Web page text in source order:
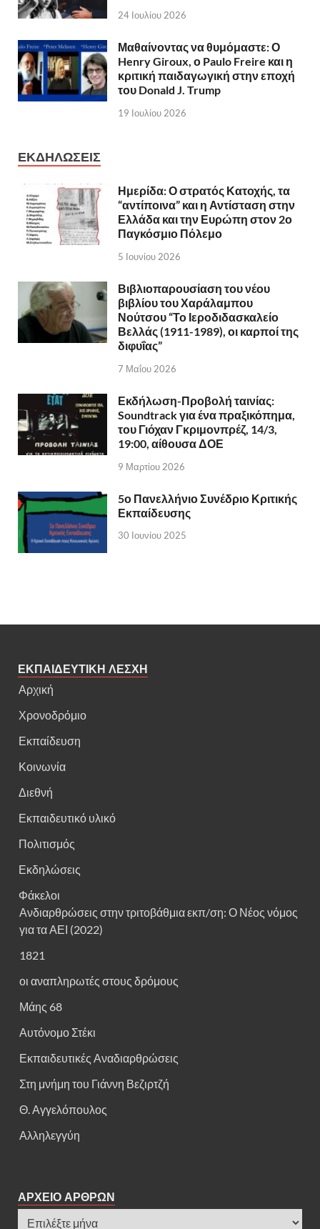
24 Ιουλίου 2026
Μαθαίνοντας να θυμόμαστε: Ο
Henry Giroux, ο Paulo Freire και η
κριτική παιδαγωγική στην εποχή
του Donald J. Trump
19 Ιουλίου 2026
ΕΚΔΗΛΩΣΕΙΣ
Ημερίδα: Ο στρατός Κατοχής, τα
“αντίποινα” και η Αντίσταση στην
Ελλάδα και την Ευρώπη στον 2ο
Παγκόσμιο Πόλεμο
5 Ιουνίου 2026
Βιβλιοπαρουσίαση του νέου
βιβλίου του Χαράλαμπου
Νούτσου “Το Ιεροδιδασκαλείο
Βελλάς (1911-1989), οι καρποί της
διφυΐας”
7 Μαΐου 2026
Εκδήλωση-Προβολή ταινίας:
Soundtrack για ένα πραξικόπημα,
του Γιόχαν Γκριμονπρέζ, 14/3,
19:00, αίθουσα ΔΟΕ
9 Μαρτίου 2026
5ο Πανελλήνιο Συνέδριο Κριτικής
Εκπαίδευσης
30 Ιουνίου 2025
ΕΚΠΑΙΔΕΥΤΙΚΗ ΛΕΣΧΗ
Αρχική
Χρονοδρόμιο
Εκπαίδευση
Κοινωνία
Διεθνή
Εκπαιδευτικό υλικό
Πολιτισμός
Εκδηλώσεις
Φάκελοι
Ανδιαρθρώσεις στην τριτοβάθμια εκπ/ση: Ο Νέος νόμος
για τα ΑΕΙ (2022)
1821
οι αναπληρωτές στους δρόμους
Μάης 68
Αυτόνομο Στέκι
Εκπαιδευτικές Αναδιαρθρώσεις
Στη μνήμη του Γιάννη Βεζιρτζή
Θ. Αγγελόπουλος
Αλληλεγγύη
ΑΡΧΕΙΟ ΑΡΘΡΩΝ